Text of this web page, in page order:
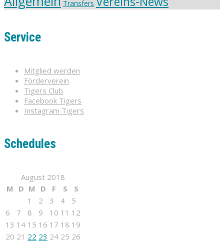
Transfers
Service
Mitglied werden
Förderverein
Tigers Club
Facebook Tigers
Instagram Tigers
Schedules
August 2018
M D M D F S
S
1
2 3 4
5
6
7 8 9 10 11 12
13 14 15 16 17 18 19
20 21 22 23 24 25 26